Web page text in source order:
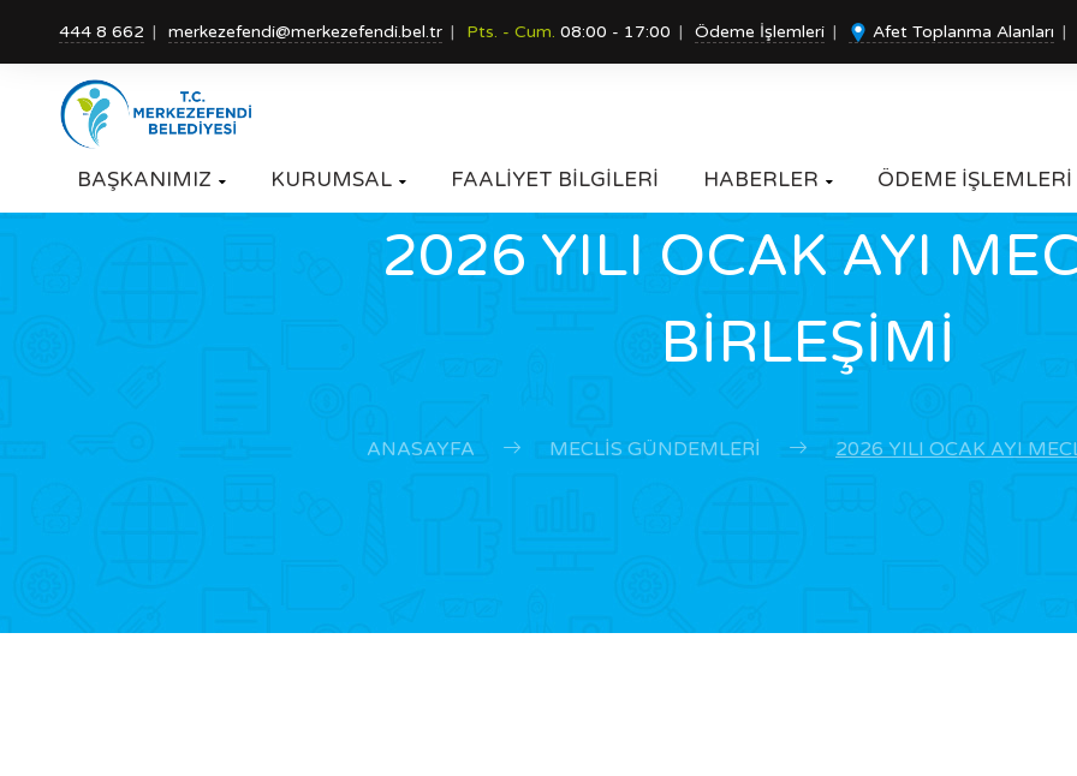
444 8 662 merkezefendi@merkezefendi.bel.tr Pts. - Cum. 08:00 - 17:00 Ödeme İşlemleri Afet Toplanma Alanları
BAŞKANIMIZ  KURUMSAL  FAALİYET BİLGİLERİ HABERLER  ÖDEME İŞLEMLERİ
2026 YILI OCAK AYI
BİRLEŞİMİ
ANASAYFA MECLIS GÜNDEMLERI 2026 YILI OCAK AYI